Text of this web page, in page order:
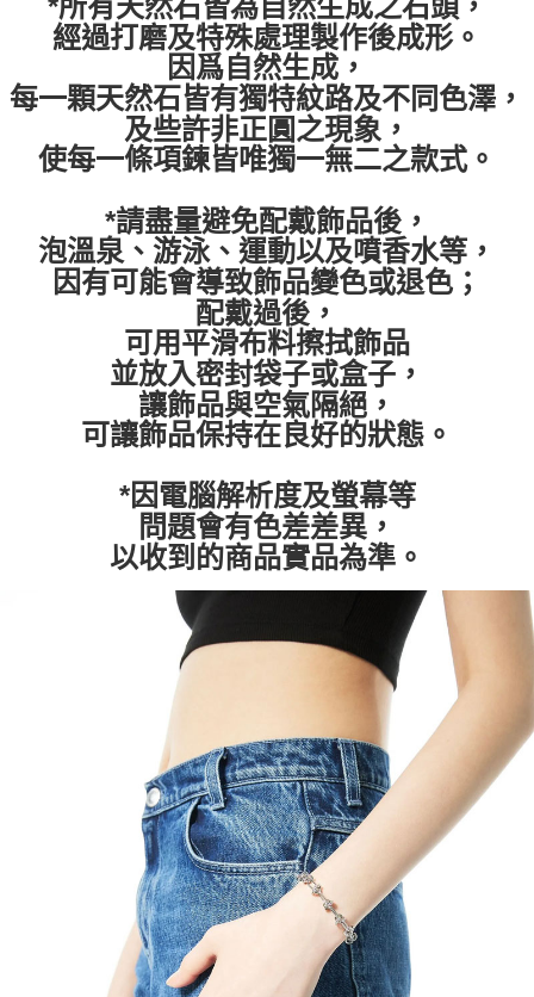
經過打磨及特殊處理製作後成形。
因爲自然生成，
每一顆天然石皆有獨特紋路及不同色澤，
及些許非正圓之現象，
使每一條項鍊皆唯獨一無二之款式。
*請盡量避免配戴飾品後，
泡溫泉、游泳、運動以及噴香水等，
因有可能會導致飾品變色或退色；
配戴過後，
可用平滑布料擦拭飾品
並放入密封袋子或盒子，
讓飾品與空氣隔絕，
可讓飾品保持在良好的狀態。
*因電腦解析度及螢幕等
問題會有色差差異，
以收到的商品實品為準。